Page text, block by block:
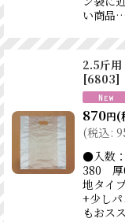
い商品…
2.5斤
[6803]
870円(
(税込:
●入数
380 厚
地タイ
+少し
もおス